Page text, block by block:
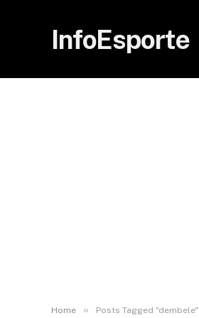
InfoEsporte
Home » Posts Tagged "dembele"